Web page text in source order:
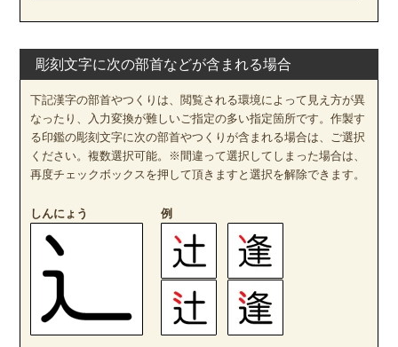
彫刻文字に次の部首などが含まれる場合
下記漢字の部首やつくりは、閲覧される環境によって見え方が異
なったり、入力変換が難しいご指定の多い指定箇所です。作製す
る印鑑の彫刻文字に次の部首やつくりが含まれる場合は、ご選択
ください。複数選択可能。※間違って選択してしまった場合は、
再度チェックボックスを押して頂きますと選択を解除できます。
しんにょう 例